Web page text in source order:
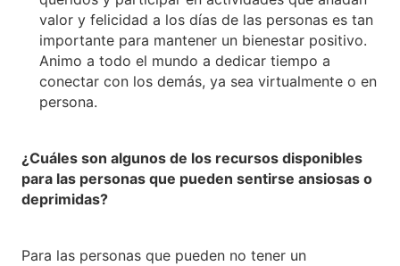
valor y felicidad a los días de las personas es tan
importante para mantener un bienestar positivo.
Animo a todo el mundo a dedicar tiempo a
conectar con los demás, ya sea virtualmente o en
persona.
¿Cuáles son algunos de los recursos disponibles
para las personas que pueden sentirse ansiosas o
deprimidas?
Para las personas que pueden no tener un